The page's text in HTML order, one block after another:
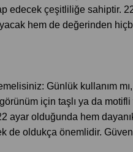
edecek çeşitliliğe sahiptir.
hem de değerinden
Günlük kullanım
için taşlı ya da
olduğunda hem
de oldukça önemlidir.